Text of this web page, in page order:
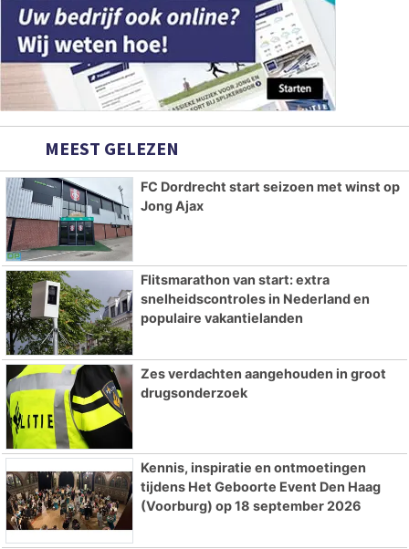
MEEST GELEZEN
FC Dordrecht start seizoen met winst op
Jong Ajax
Flitsmarathon van start: extra
snelheidscontroles in Nederland en
populaire vakantielanden
Zes verdachten aangehouden in groot
drugsonderzoek
Kennis, inspiratie en ontmoetingen
tijdens Het Geboorte Event Den Haag
(Voorburg) op 18 september 2026